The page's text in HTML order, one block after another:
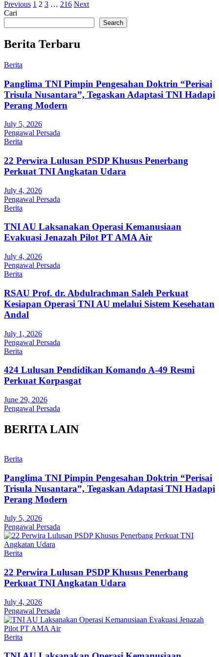
Posts
pagination
Previous 1 2 3 … 216 Next
Cari
Search
Berita Terbaru
Berita
Panglima TNI Pimpin Pengesahan Doktrin “Perisai
Trisula Nusantara”, Tegaskan Adaptasi TNI Hadapi
Perang Modern
July 5, 2026
Pengawal Persada
Berita
22 Perwira Lulusan PSDP Khusus Penerbang
Perkuat TNI Angkatan Udara
July 4, 2026
Pengawal Persada
Berita
TNI AU Laksanakan Operasi Kemanusiaan
Evakuasi Jenazah Pilot PT AMA Air
July 4, 2026
Pengawal Persada
Berita
RSAU Prof. dr. Abdulrachman Saleh Perkuat
Kesiapan Operasi TNI AU melalui Sistem Kesehatan
Andal
July 1, 2026
Pengawal Persada
Berita
424 Lulusan Pendidikan Komando A-49 Resmi
Perkuat Korpasgat
June 29, 2026
Pengawal Persada
BERITA LAIN
Berita
Panglima TNI Pimpin Pengesahan Doktrin “Perisai
Trisula Nusantara”, Tegaskan Adaptasi TNI Hadapi
Perang Modern
July 5, 2026
Pengawal Persada
Berita
22 Perwira Lulusan PSDP Khusus Penerbang
Perkuat TNI Angkatan Udara
July 4, 2026
Pengawal Persada
Berita